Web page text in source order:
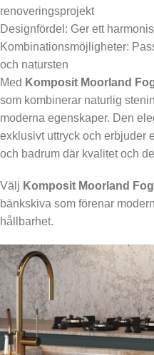
renoveringsprojekt
Designfördel: Ger ett
Kombinationsmöjligheter:
och natursten
Med Komposit Moorland
som kombinerar naturlig
moderna egenskaper. Den
exklusivt uttryck och erbjuder
och badrum där kvalitet och
Välj Komposit Moorland
bänkskiva som förenar
hållbarhet.